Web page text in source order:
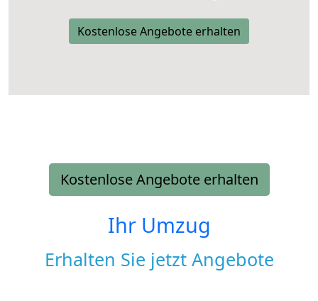
Kostenlose Angebote erhalten
Kostenlose Angebote erhalten
Ihr Umzug
Erhalten Sie jetzt Angebote